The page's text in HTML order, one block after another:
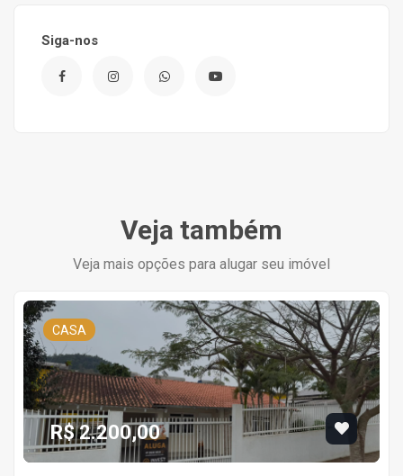
Siga-nos
Veja também
Veja mais opções para alugar seu imóvel
CASA
R$ 2.200,00